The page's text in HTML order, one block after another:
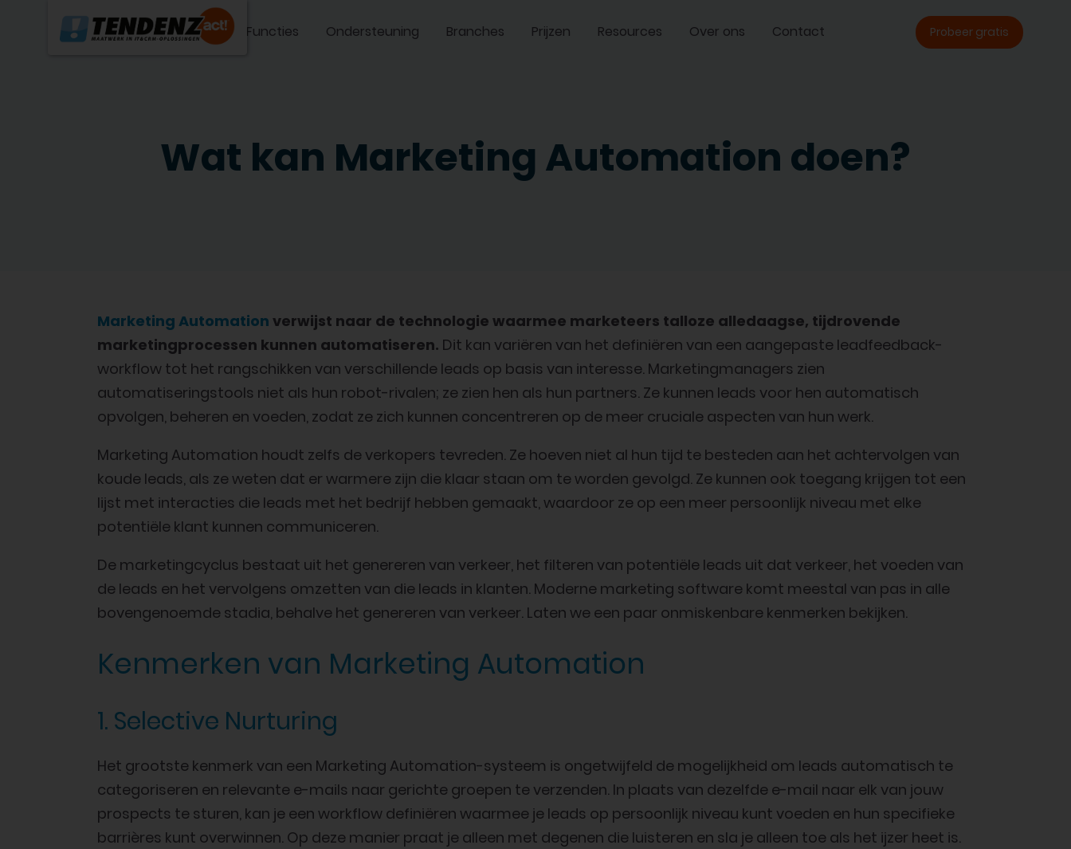
Functies Ondersteuning Branches Prijzen Resources Over ons Contact Probeer gratis
Wat kan Marketing Automation doen?
Marketing Automation verwijst naar de technologie waarmee marketeers talloze alledaagse, tijdrovende
marketingprocessen kunnen automatiseren. Dit kan variëren van het definiëren van een aangepaste leadfeedback-
workflow tot het rangschikken van verschillende leads op basis van interesse. Marketingmanagers zien
automatiseringstools niet als hun robot-rivalen; ze zien hen als hun partners. Ze kunnen leads voor hen automatisch
opvolgen, beheren en voeden, zodat ze zich kunnen concentreren op de meer cruciale aspecten van hun werk.
Marketing Automation houdt zelfs de verkopers tevreden. Ze hoeven niet al hun tijd te besteden aan het achtervolgen van
koude leads, als ze weten dat er warmere zijn die klaar staan om te worden gevolgd. Ze kunnen ook toegang krijgen tot een
lijst met interacties die leads met het bedrijf hebben gemaakt, waardoor ze op een meer persoonlijk niveau met elke
potentiële klant kunnen communiceren.
De marketingcyclus bestaat uit het genereren van verkeer, het filteren van potentiële leads uit dat verkeer, het voeden van
de leads en het vervolgens omzetten van die leads in klanten. Moderne marketing software komt meestal van pas in alle
bovengenoemde stadia, behalve het genereren van verkeer. Laten we een paar onmiskenbare kenmerken bekijken.
Kenmerken van Marketing Automation
1. Selective Nurturing
Het grootste kenmerk van een Marketing Automation-systeem is ongetwijfeld de mogelijkheid om leads automatisch te
categoriseren en relevante e-mails naar gerichte groepen te verzenden. In plaats van dezelfde e-mail naar elk van jouw
prospects te sturen, kan je een workflow definiëren waarmee je leads op persoonlijk niveau kunt voeden en hun specifieke
barrières kunt overwinnen. Op deze manier praat je alleen met degenen die luisteren en sla je alleen toe als het ijzer heet is.